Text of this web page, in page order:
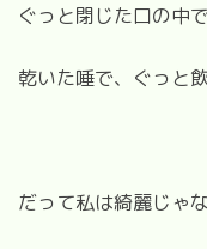
ぐっと閉じた口の中
乾いた唾で、ぐっと
だって私は綺麗じゃな